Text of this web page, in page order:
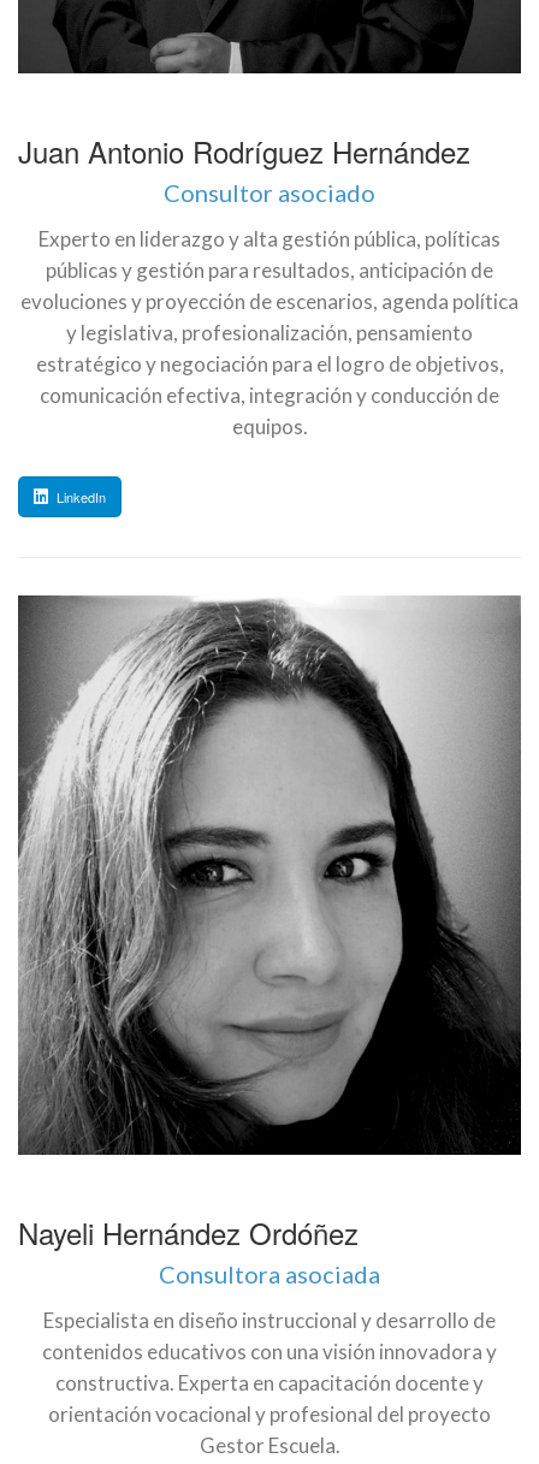
Juan Antonio Rodríguez Hernández
Consultor asociado
Experto en liderazgo y alta gestión pública, políticas
públicas y gestión para resultados, anticipación de
evoluciones y proyección de escenarios, agenda política
y legislativa, profesionalización, pensamiento
estratégico y negociación para el logro de objetivos,
comunicación efectiva, integración y conducción de
equipos.
LinkedIn
Nayeli Hernández Ordóñez
Consultora asociada
Especialista en diseño instruccional y desarrollo de
contenidos educativos con una visión innovadora y
constructiva. Experta en capacitación docente y
orientación vocacional y profesional del proyecto
Gestor Escuela.